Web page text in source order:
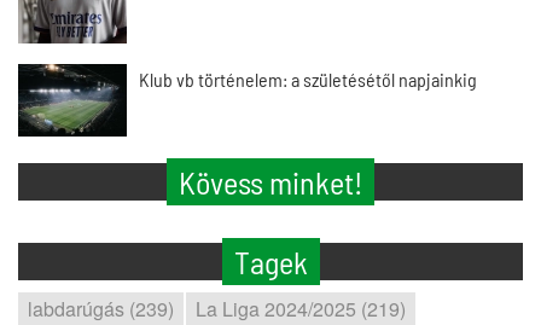
Klub vb történelem: a születésétől napjainkig
Kövess minket!
Tagek
labdarúgás (239)
La Liga 2024/2025 (219)